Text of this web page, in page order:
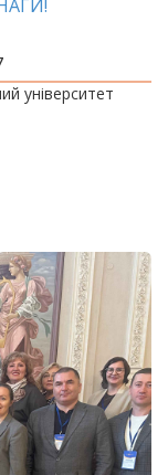
університет